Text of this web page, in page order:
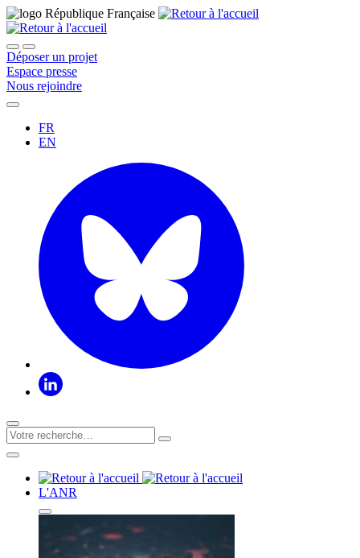
Déposer un projet
Espace presse
Nous rejoindre
FR
EN
L'ANR